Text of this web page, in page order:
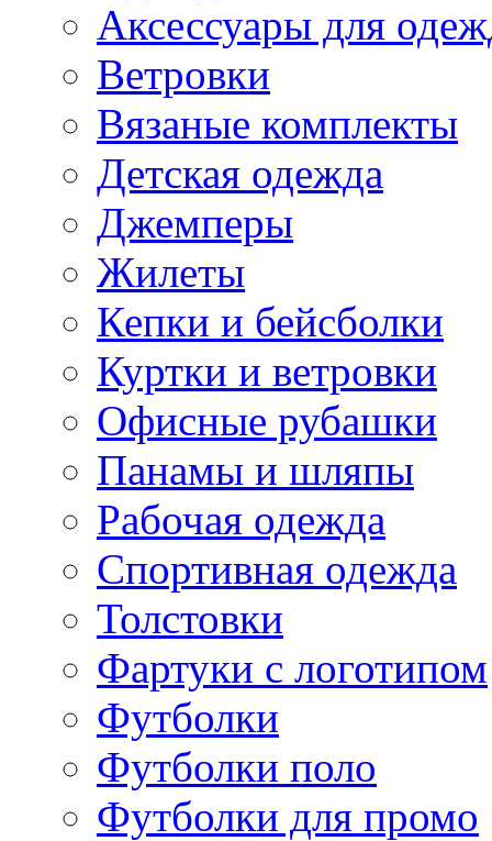
Аксессуары для
Ветровки
Вязаные комплекты
Детская одежда
Джемперы
Жилеты
Кепки и бейсболки
Куртки и ветровки
Офисные рубашки
Панамы и шляпы
Рабочая одежда
Спортивная одежда
Толстовки
Фартуки с логотипом
Футболки
Футболки поло
Футболки для промо